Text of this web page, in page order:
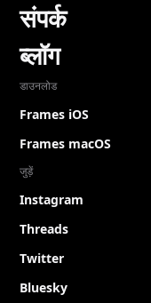
संपर्क
ब्लॉग
डाउनलोड
Frames iOS
Frames macOS
जुड़ें
Instagram
Threads
Twitter
Bluesky